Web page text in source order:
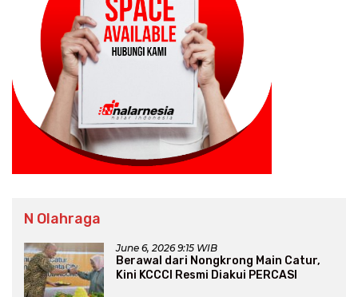
N Olahraga
June 6, 2026 9:15 WIB
Berawal dari Nongkrong Main Catur,
Kini KCCCI Resmi Diakui PERCASI